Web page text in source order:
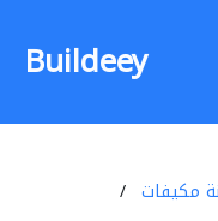
Buildeey
مكيفات